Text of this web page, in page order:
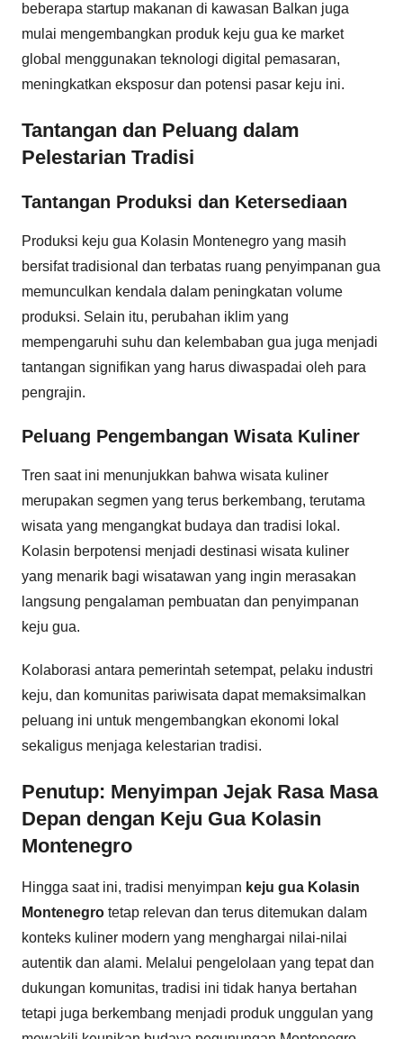
beberapa startup makanan di kawasan Balkan juga
mulai mengembangkan produk keju gua ke market
global menggunakan teknologi digital pemasaran,
meningkatkan eksposur dan potensi pasar keju ini.
Tantangan dan Peluang dalam
Pelestarian Tradisi
Tantangan Produksi dan Ketersediaan
Produksi keju gua Kolasin Montenegro yang masih
bersifat tradisional dan terbatas ruang penyimpanan gua
memunculkan kendala dalam peningkatan volume
produksi. Selain itu, perubahan iklim yang
mempengaruhi suhu dan kelembaban gua juga menjadi
tantangan signifikan yang harus diwaspadai oleh para
pengrajin.
Peluang Pengembangan Wisata Kuliner
Tren saat ini menunjukkan bahwa wisata kuliner
merupakan segmen yang terus berkembang, terutama
wisata yang mengangkat budaya dan tradisi lokal.
Kolasin berpotensi menjadi destinasi wisata kuliner
yang menarik bagi wisatawan yang ingin merasakan
langsung pengalaman pembuatan dan penyimpanan
keju gua.
Kolaborasi antara pemerintah setempat, pelaku industri
keju, dan komunitas pariwisata dapat memaksimalkan
peluang ini untuk mengembangkan ekonomi lokal
sekaligus menjaga kelestarian tradisi.
Penutup: Menyimpan Jejak Rasa Masa
Depan dengan Keju Gua Kolasin
Montenegro
Hingga saat ini, tradisi menyimpan keju gua Kolasin
Montenegro tetap relevan dan terus ditemukan dalam
konteks kuliner modern yang menghargai nilai-nilai
autentik dan alami. Melalui pengelolaan yang tepat dan
dukungan komunitas, tradisi ini tidak hanya bertahan
tetapi juga berkembang menjadi produk unggulan yang